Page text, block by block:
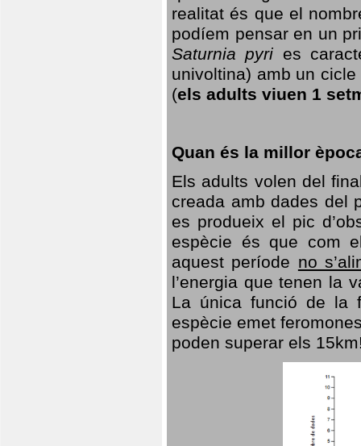
realitat és que el
podíem pensar en un
Saturnia pyri es
univoltina) amb un
(els adults viuen 1
Quan és la millor
Els adults volen del
creada amb dades del
es produeix el pic
espècie és que com
aquest període no
l’energia que tenen la
La única funció de la
espècie emet
poden superar els